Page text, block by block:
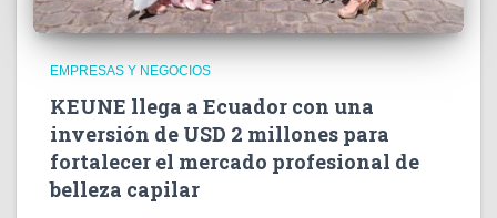
EMPRESAS Y NEGOCIOS
KEUNE llega a Ecuador con una
inversión de USD 2 millones para
fortalecer el mercado profesional de
belleza capilar